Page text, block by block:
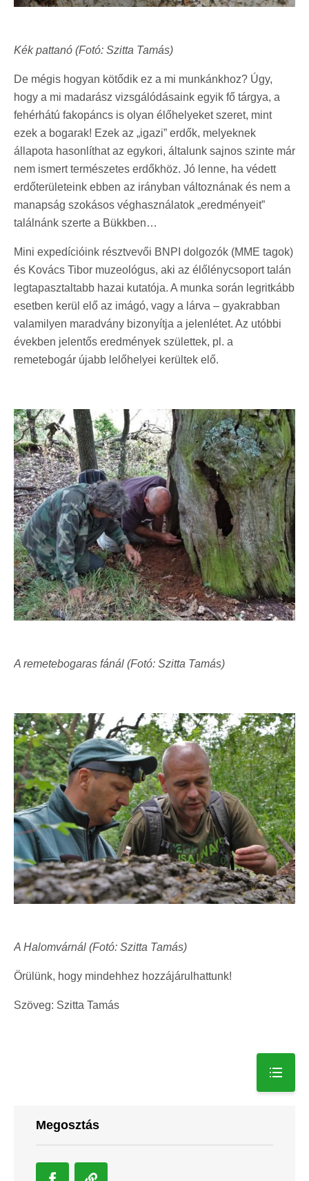
Kék pattanó (Fotó: Szitta Tamás)
De mégis hogyan kötődik ez a mi munkánkhoz? Úgy,
hogy a mi madarász vizsgálódásaink egyik fő tárgya, a
fehérhátú fakopáncs is olyan élőhelyeket szeret, mint
ezek a bogarak! Ezek az „igazi” erdők, melyeknek
állapota hasonlíthat az egykori, általunk sajnos szinte már
nem ismert természetes erdőkhöz. Jó lenne, ha védett
erdőterületeink ebben az irányban változnának és nem a
manapság szokásos véghasználatok „eredményeit”
találnánk szerte a Bükkben…
Mini expedícióink résztvevői BNPI dolgozók (MME tagok)
és Kovács Tibor muzeológus, aki az élőlénycsoport talán
legtapasztaltabb hazai kutatója. A munka során legritkább
esetben kerül elő az imágó, vagy a lárva – gyakrabban
valamilyen maradvány bizonyítja a jelenlétet. Az utóbbi
években jelentős eredmények születtek, pl. a
remetebogár újabb lelőhelyei kerültek elő.
A remetebogaras fánál (Fotó: Szitta Tamás)
A Halomvárnál (Fotó: Szitta Tamás)
Örülünk, hogy mindehhez hozzájárulhattunk!
Szöveg: Szitta Tamás
Megosztás